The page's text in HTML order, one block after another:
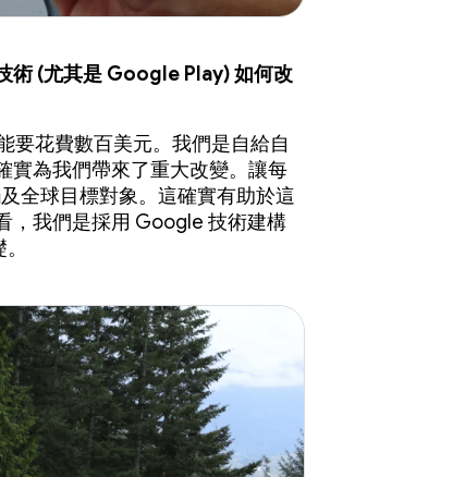
術 (尤其是 Google Play) 如何改
要花費數百美元。我們是自給自
實為我們帶來了重大改變。讓每
全球目標對象。這確實有助於這
，我們是採用 Google 技術建構